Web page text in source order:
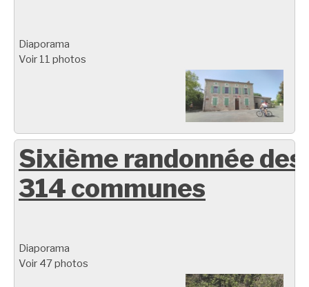
Diaporama
Voir 11 photos
Sixième randonnée des
314 communes
Diaporama
Voir 47 photos